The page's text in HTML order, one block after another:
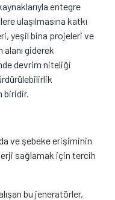
entegre
ulaşılmasına katkı
yeşil bina projeleri ve
alanı giderek
devrim niteliği
biridir.
ve şebeke erişiminin
sağlamak için tercih
bu jeneratörler,